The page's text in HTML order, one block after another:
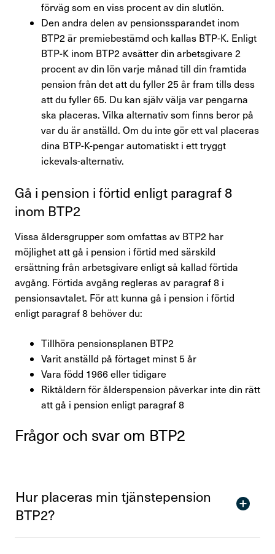
Kontakta oss
In English
Logga in
förväg som en viss procent av din slutlön.
Den andra delen av pensionssparandet inom
BTP2 är premiebestämd och kallas BTP-K. Enligt
BTP-K inom BTP2 avsätter din arbetsgivare 2
procent av din lön varje månad till din framtida
pension från det att du fyller 25 år fram tills dess
att du fyller 65. Du kan själv välja var pengarna
ska placeras. Vilka alternativ som finns beror på
var du är anställd. Om du inte gör ett val placeras
dina BTP-K-pengar automatiskt i ett tryggt
ickevals-alternativ.
Gå i pension i förtid enligt para­graf 8
inom BTP2
Vissa åldersgrupper som omfattas av BTP2 har
möjlighet att gå i pension i förtid med särskild
ersättning från arbetsgivare enligt så kallad förtida
avgång. Förtida avgång regleras av paragraf 8 i
pensionsavtalet. För att kunna gå i pension i förtid
enligt paragraf 8 behöver du:
Tillhöra pensionsplanen BTP2
Varit anställd på förtaget minst 5 år
Vara född 1966 eller tidigare
Riktåldern för ålderspension påverkar inte din rätt
att gå i pension enligt paragraf 8
Frågor och svar om BTP2
Hur placeras min tjäns­te­pen­sion
BTP2?